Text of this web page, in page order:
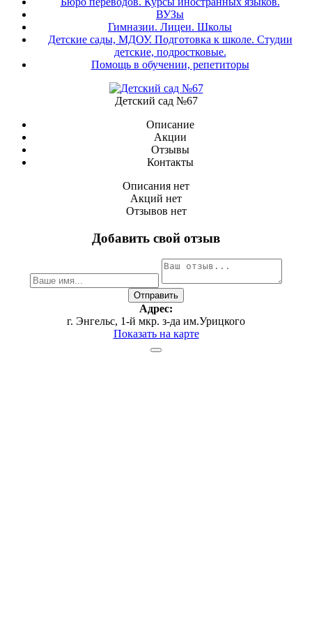
ВУЗы
Гимназии. Лицеи. Школы
Детские сады, МДОУ. Подготовка к школе. Студии
детские, подростковые.
Помощь в обучении, репетиторы
Детский сад №67
Описание
Акции
Отзывы
Контакты
Описания нет
Акций нет
Отзывов нет
Добавить свой отзыв
Адрес:
г. Энгельс, 1-й мкр. з-да им.Урицкого
Показать на карте